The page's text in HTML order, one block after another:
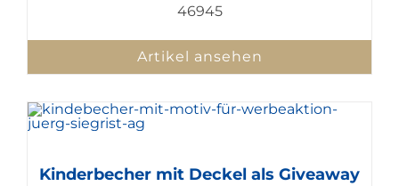
46945
Artikel ansehen
Kinderbecher mit Deckel als Giveaway